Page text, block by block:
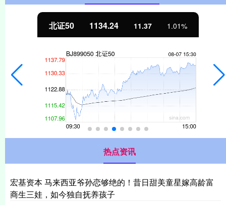
北证50 1134.24 11.37 1.01%
热点资讯
宏基资本 马来西亚爷孙恋够绝的！昔日甜美童星嫁高龄富
商生三娃，如今独自抚养孩子